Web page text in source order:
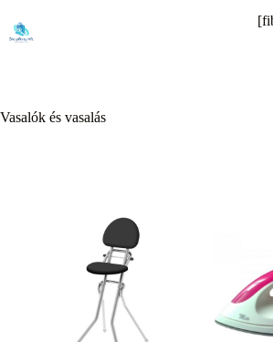
content
Vasalók és vasalás